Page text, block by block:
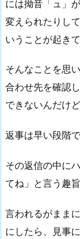
には拗音「ュ」
変えられたりし
いうことが起き
そんなことを思
合わせ先を確認
できないんだけ
返事は早い段階
その返信の中に
てね」と言う趣
言われるがまま
にしたら、見事